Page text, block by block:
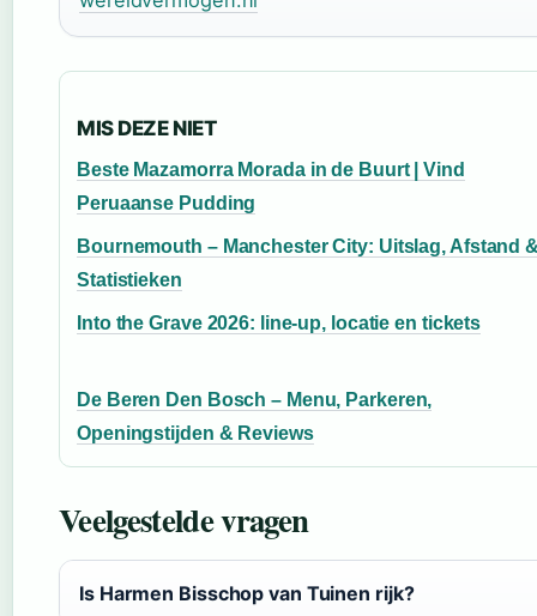
MIS DEZE NIET
Beste Mazamorra Morada in de Buurt | Vind
Peruaanse Pudding
Bournemouth – Manchester City: Uitslag, Afstand
Statistieken
Into the Grave 2026: line-up, locatie en tickets
De Beren Den Bosch – Menu, Parkeren,
Openingstijden & Reviews
Veelgestelde vragen
Is Harmen Bisschop van Tuinen rijk?